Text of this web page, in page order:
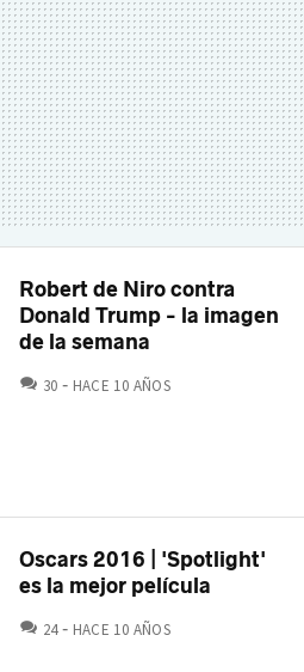
Robert de Niro contra
Donald Trump - la imagen
de la semana
30 COMENTARIOS
HACE 10 AÑOS
Oscars 2016 | 'Spotlight'
es la mejor película
24 COMENTARIOS
HACE 10 AÑOS